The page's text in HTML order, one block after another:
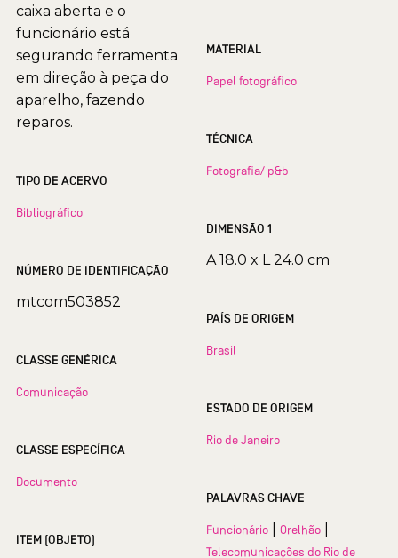
caixa aberta e o
funcionário está
segurando ferramenta
em direção à peça do
aparelho, fazendo
reparos.
TIPO DE ACERVO
Bibliográfico
NÚMERO DE IDENTIFICAÇÃO
mtcom503852
CLASSE GENÉRICA
Comunicação
CLASSE ESPECÍFICA
Documento
ITEM (OBJETO)
MATERIAL
Papel fotográfico
TÉCNICA
Fotografia/ p&b
DIMENSÃO 1
A 18.0 x L 24.0 cm
PAÍS DE ORIGEM
Brasil
ESTADO DE ORIGEM
Rio de Janeiro
PALAVRAS CHAVE
Funcionário Orelhão
Telecomunicações do Rio de